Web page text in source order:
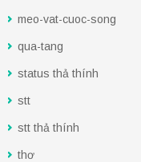
meo-vat-cuoc-song
qua-tang
status thả thính
stt
stt thả thính
thơ